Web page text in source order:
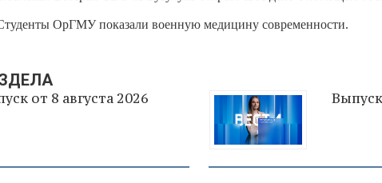
ОрГМУ показали военную медицину современности.
от 8 августа 2026